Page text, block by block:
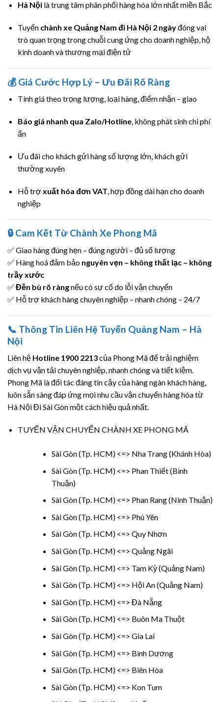
Hà Nộilà trung tâm phân phối hàng hóa lớn nhất miền Bắc
Tuyến chành xe Quảng Nam đi Hà Nội 2 ngàyđóng vai
trò quan trọng trong chuỗi cung ứng cho doanh nghiệp, hộ
kinh doanh và thương mại điện tử
💰 Giá Cước Hợp Lý – Ưu Đãi Rõ Ràng
Tính giá theo trọng lượng, loại hàng, điểm nhận – giao
Báo giá nhanh qua Zalo/Hotline, không phát sinh chi phí
ẩn
Ưu đãi cho khách gửi hàng số lượng lớn, khách gửi
thường xuyên
Hỗ trợ xuất hóa đơn VAT , hợp đồng dài hạn cho doanh
nghiệp
🔒 Cam Kết Từ Chành Xe Phong Mã
✅ Giao hàng đúng hẹn – đúng người – đủ số lượng
✅ Hàng hoá đảm bảo nguyên vẹn – không thất lạc – không
trầy xước
✅ Đền bù rõ ràngnếu có sự cố do lỗi vận chuyển
✅ Hỗ trợ khách hàng chuyên nghiệp – nhanh chóng – 24/7
📞 Thông Tin Liên Hệ Tuyến Quảng Nam – Hà
Nội
Liên hệ Hotline 1900 2213của Phong Mã để trải nghiệm
dịch vụ vận tải chuyên nghiệp, nhanh chóng và tiết kiệm.
Phong Mã là đối tác đáng tin cậy của hàng ngàn khách hàng,
luôn sẵn sàng đáp ứng mọi nhu cầu vận chuyển hàng hóa từ
Hà Nội Đi Sài Gòn một cách hiệu quả nhất.
TUYẾN VẬN CHUYỂN CHÀNH XE PHONG MÃ
Sài Gòn (Tp. HCM) <=> Nha Trang (Khánh Hòa)
Sài Gòn (Tp. HCM) <=> Phan Thiết (Bình
Thuận)
Sài Gòn (Tp. HCM) <=> Phan Rang (Ninh Thuận)
Sài Gòn (Tp. HCM) <=> Phú Yên
Sài Gòn (Tp. HCM) <=> Quy Nhơn
Sài Gòn (Tp. HCM) <=> Quảng Ngãi
Sài Gòn (Tp. HCM) <=> Tam Kỳ (Quảng Nam)
Sài Gòn (Tp. HCM) <=> Hội An (Quảng Nam)
Sài Gòn (Tp. HCM) <=> Đà Nẵng
Sài Gòn (Tp. HCM) <=> Buôn Ma Thuột
Sài Gòn (Tp. HCM) <=> Gia Lai
Sài Gòn (Tp. HCM) <=> Bình Dương
Sài Gòn (Tp. HCM) <=> Biên Hòa
Sài Gòn (Tp. HCM) <=> Kon Tum